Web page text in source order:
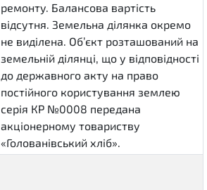
ремонту. Балансова вартість
відсутня. Земельна ділянка окремо
не виділена. Об’єкт розташований на
земельній ділянці, що у відповідності
до державного акту на право
постійного користування землею
серія КР №0008 передана
акціонерному товариству
«Голованівський хліб».